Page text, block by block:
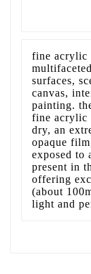
fine acrylic
surfaces,
canvas,
painting.
fine acrylic
dry, an
opaque
exposed to
present in
offering
(about
light and